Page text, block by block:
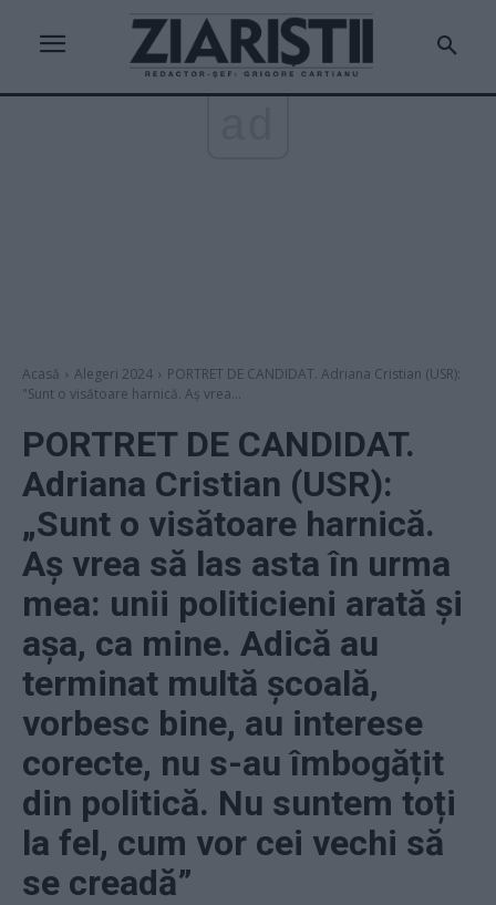
Acasă Alegeri 2024
PORTRET DE CANDIDAT. Adriana Cristian (USR):
"Sunt o visătoare harnică. Aș vrea...
PORTRET DE CANDIDAT.
Adriana Cristian (USR):
„Sunt o visătoare harnică.
Aș vrea să las asta în urma
mea: unii politicieni arată și
așa, ca mine. Adică au
terminat multă școală,
vorbesc bine, au interese
corecte, nu s-au îmbogățit
din politică. Nu suntem toți
la fel, cum vor cei vechi să
se creadă”